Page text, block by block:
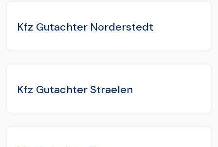
Kfz Gutachter Norderstedt
Kfz Gutachter Straelen